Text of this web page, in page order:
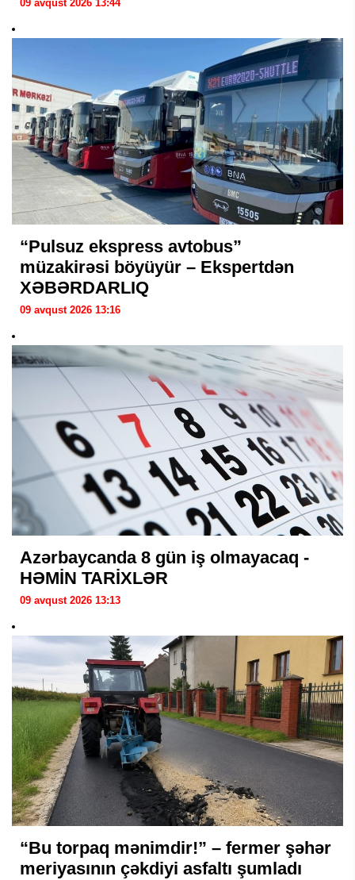
09 avqust 2026 13:44
“Pulsuz ekspress avtobus”
müzakirəsi böyüyür – Ekspertdən
XƏBƏRDARLIQ
09 avqust 2026 13:16
Azərbaycanda 8 gün iş olmayacaq -
HƏMİN TARİXLƏR
09 avqust 2026 13:13
“Bu torpaq mənimdir!” – fermer şəhər
meriyasının çəkdiyi asfaltı şumladı